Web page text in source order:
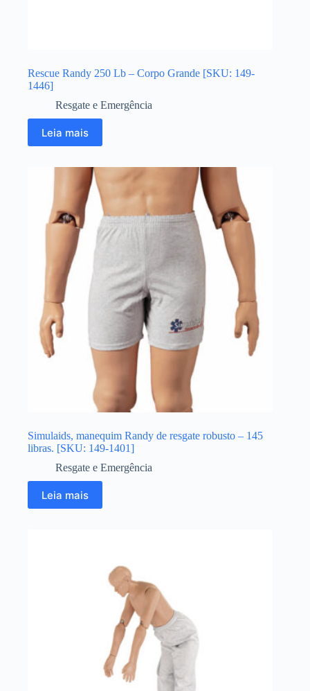
Rescue Randy 250 Lb – Corpo Grande [SKU: 149-
1446]
Resgate e Emergência
Leia mais
Simulaids, manequim Randy de resgate robusto – 145
libras. [SKU: 149-1401]
Resgate e Emergência
Leia mais